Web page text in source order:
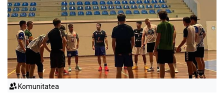
Komunitatea